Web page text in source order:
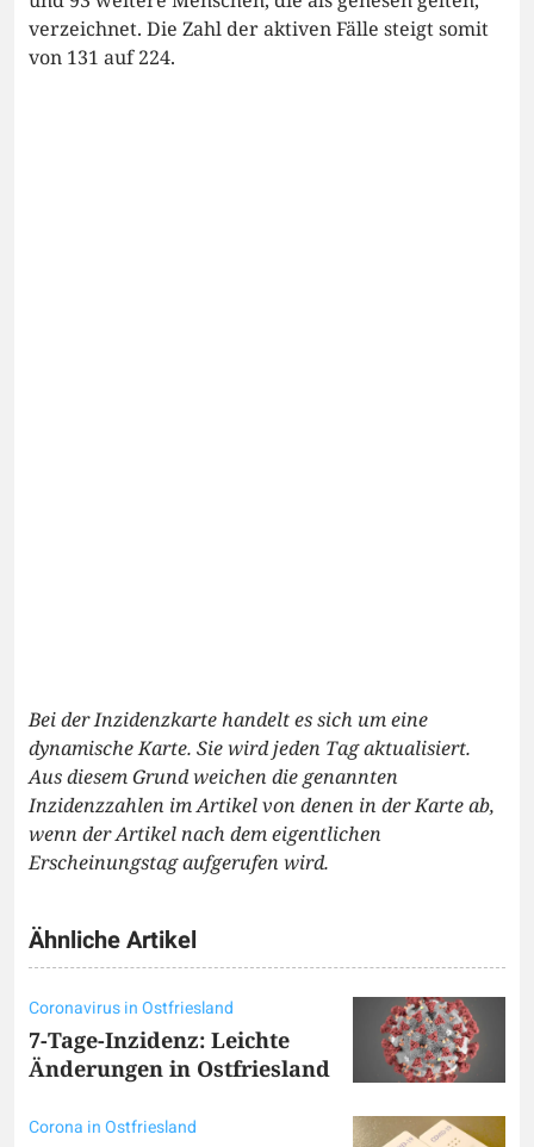
verzeichnet. Die Zahl der aktiven Fälle steigt somit
von 131 auf 224.
Bei der Inzidenzkarte handelt es sich um eine
dynamische Karte. Sie wird jeden Tag aktualisiert.
Aus diesem Grund weichen die genannten
Inzidenzzahlen im Artikel von denen in der Karte ab,
wenn der Artikel nach dem eigentlichen
Erscheinungstag aufgerufen wird.
Ähnliche Artikel
Coronavirus in Ostfriesland
7-Tage-Inzidenz: Leichte
Änderungen in Ostfriesland
Corona in Ostfriesland